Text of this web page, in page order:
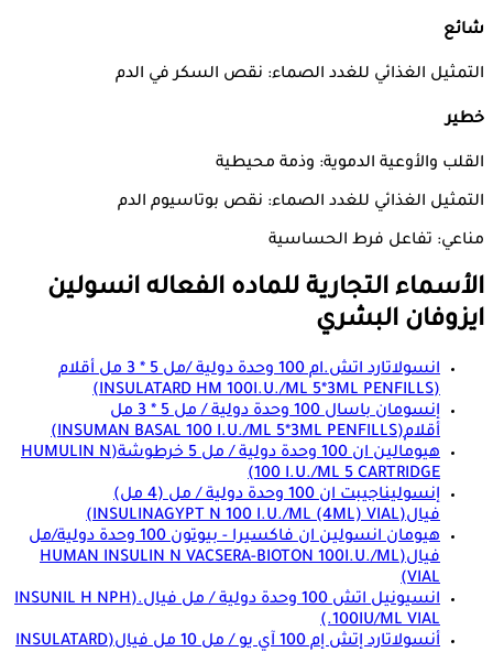
شائع
التمثيل الغذائي للغدد الصماء: نقص السكر في الدم
خطير
القلب والأوعية الدموية: وذمة محيطية
التمثيل الغذائي للغدد الصماء: نقص بوتاسيوم الدم
مناعي: تفاعل فرط الحساسية
الأسماء التجارية للماده الفعاله انسولين
ايزوفان البشري
انسولاتارد اتش.ام 100 وحدة دولية /مل 5 * 3 مل أقلام
(INSULATARD HM 100I.U./ML 5*3ML PENFILLS)
إنسومان باسال 100 وحدة دولية / مل 5 * 3 مل
أقلام(INSUMAN BASAL 100 I.U./ML 5*3ML PENFILLS)
هيومالين ان 100 وحدة دولية / مل 5 خرطوشة
(HUMULIN N
100 I.U./ML 5 CARTRIDGE)
إنسوليناجيبت ان 100 وحدة دولية / مل (4 مل)
فيال(INSULINAGYPT N 100 I.U./ML (4ML) VIAL)
هيومان انسولين ان فاكسيرا - بيوتون 100 وحدة دولية/مل
فيال (HUMAN INSULIN N VACSERA-BIOTON 100I.U./ML
VIAL)
انسيونيل اتش 100 وحدة دولية / مل فيال.
(INSUNIL H NPH
100IU/ML VIAL.)
أنسولاتارد إتش إم 100 آي يو / مل 10 مل فيال
(INSULATARD